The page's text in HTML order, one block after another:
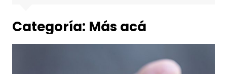
Categoría: Más acá